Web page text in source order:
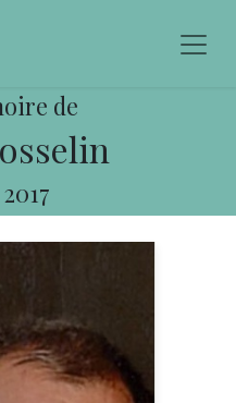
de
2017